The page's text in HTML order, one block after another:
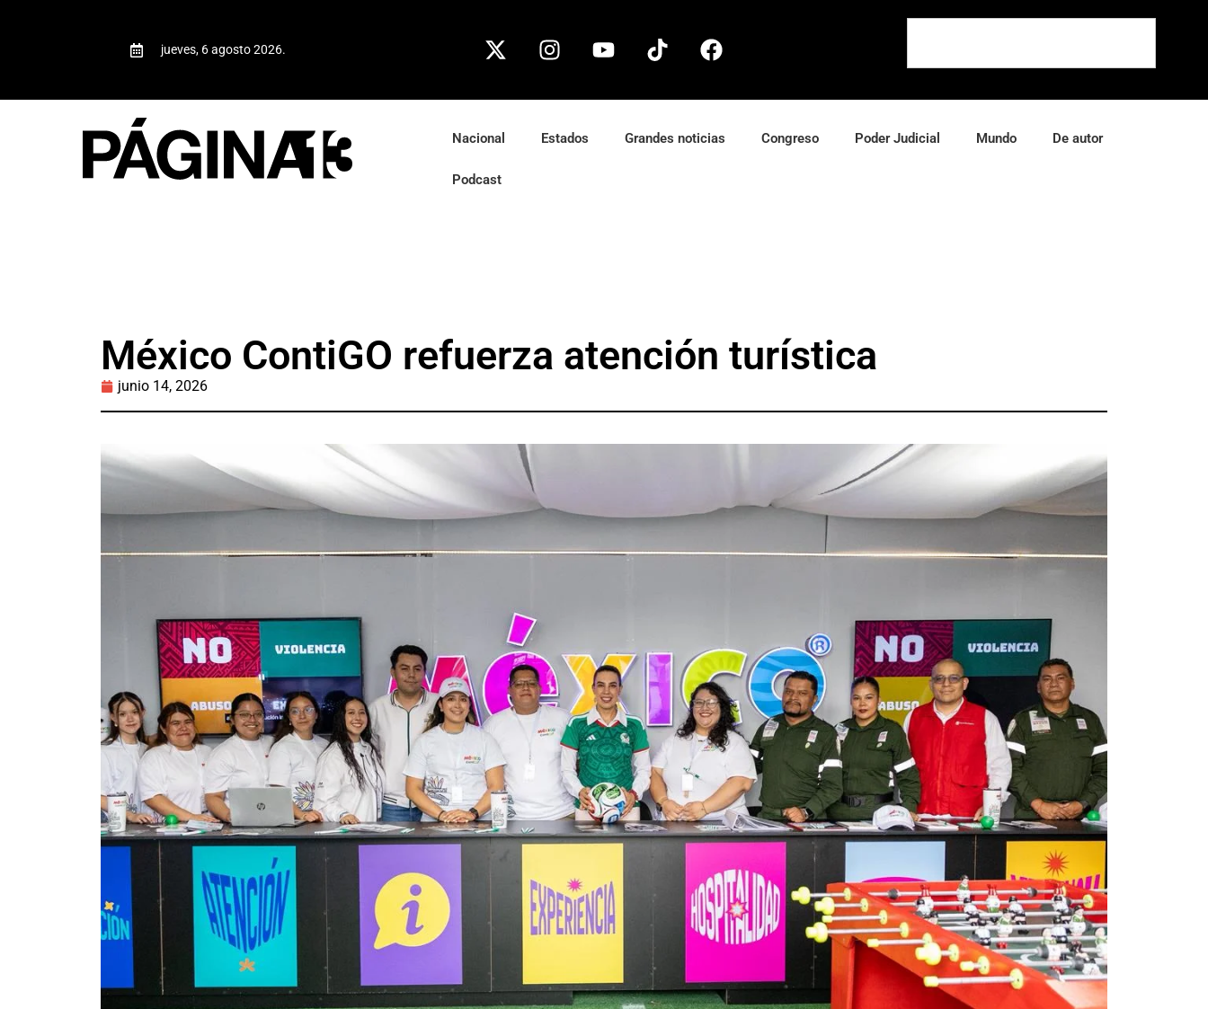
jueves, 6 agosto 2026.
Nacional Estados Grandes noticias Congreso Poder Judicial Mundo De autor
Podcast
México ContiGO refuerza atención turística
junio 14, 2026